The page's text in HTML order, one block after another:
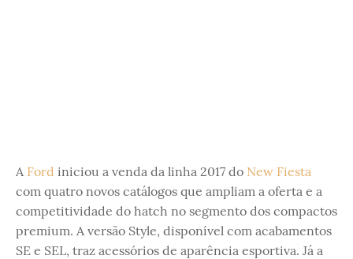
A Ford iniciou a venda da linha 2017 do New Fiesta
com quatro novos catálogos que ampliam a oferta e a
competitividade do hatch no segmento dos compactos
premium. A versão Style, disponível com acabamentos
SE e SEL, traz acessórios de aparência esportiva. Já a